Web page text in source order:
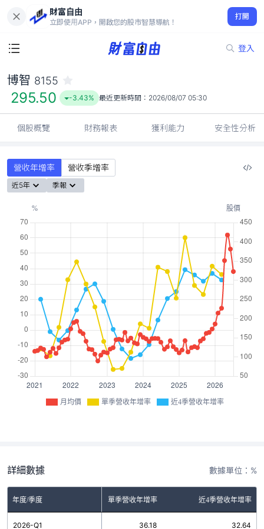
財富自由
立即使用APP，開啟您的股市智慧導航！
打開
登入
295.50
-3.43%
博智 8155
295.50 -3.43% 最近更新時間： 2026/08/07 05:30
個股概覽 財務報表 獲利能力 安全性分析
營收年增率 營收季增率
近5年 季報
月均價 單季營收年增率 近4季營收年增率
詳細數據 數據單位：%
年度/季度 單季營收年增率 近4季營收年增率
2026-Q1 36.18 32.64